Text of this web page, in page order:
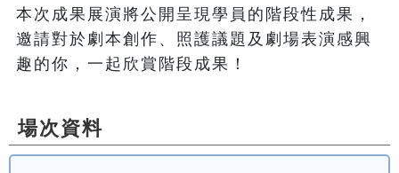
本次成果展演將公開呈現學員的階段性成果，
邀請對於劇本創作、照護議題及劇場表演感興
場次資料